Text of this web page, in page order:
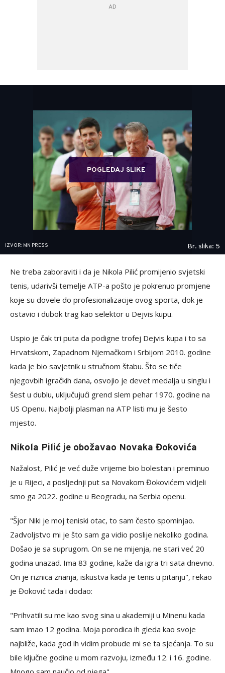
POGLEDAJ SLIKE
IZVOR: MN PRESS Br. slika: 5
Ne treba zaboraviti i da je Nikola Pilić promijenio svjetski
tenis, udarivši temelje ATP-a pošto je pokrenuo promjene
koje su dovele do profesionalizacije ovog sporta, dok je
ostavio i dubok trag kao selektor u Dejvis kupu.
Uspio je čak tri puta da podigne trofej Dejvis kupa i to sa
Hrvatskom, Zapadnom Njemačkom i Srbijom 2010. godine
kada je bio savjetnik u stručnom štabu. Što se tiče
njegovbih igračkih dana, osvojio je devet medalja u singlu i
šest u dublu, uključujući grend slem pehar 1970. godine na
US Openu. Najbolji plasman na ATP listi mu je šesto
mjesto.
Nikola Pilić je obožavao Novaka Đokovića
Nažalost, Pilić je već duže vrijeme bio bolestan i preminuo
je u Rijeci, a posljednji put sa Novakom Đokovićem vidjeli
smo ga 2022. godine u Beogradu, na Serbia openu.
"Šjor Niki je moj teniski otac, to sam često spominjao.
Zadvoljstvo mi je što sam ga vidio poslije nekoliko godina.
Došao je sa suprugom. On se ne mijenja, ne stari već 20
godina unazad. Ima 83 godine, kaže da igra tri sata dnevno.
On je riznica znanja, iskustva kada je tenis u pitanju", rekao
je Đoković tada i dodao:
"Prihvatili su me kao svog sina u akademiji u Minenu kada
sam imao 12 godina. Moja porodica ih gleda kao svoje
najbliže, kada god ih vidim probude mi se ta sjećanja. To su
bile ključne godine u mom razvoju, između 12. i 16. godine.